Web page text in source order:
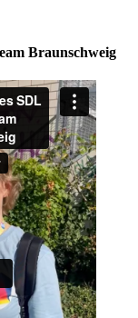
Braunschweig